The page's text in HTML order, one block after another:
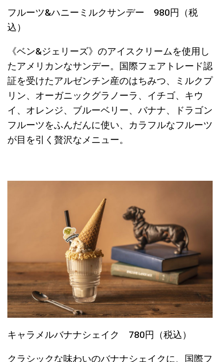
フルーツ&ハニーミルクサンデー 980円（税
込）
《ベン&ジェリーズ》のアイスクリームを使用し
たアメリカンなサンデー。国際フェアトレード認
証を受けたアルゼンチン産のはちみつ、ミルクプ
リン、オーガニックグラノーラ、イチゴ、キウ
イ、オレンジ、ブルーベリー、バナナ、ドラゴン
フルーツをふんだんに使い、カラフルなフルーツ
が目を引く贅沢なメニュー。
キャラメルバナナシェイク 780円（税込）
クラシックな味わいのバナナシェイクに、国際フ